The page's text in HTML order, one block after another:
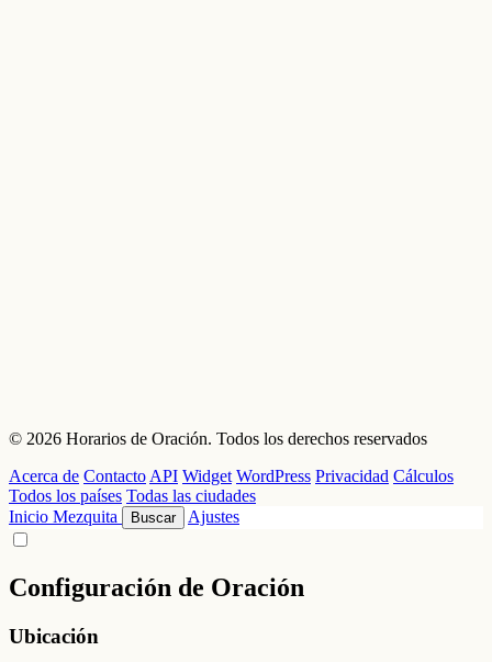
© 2026 Horarios de Oración. Todos los derechos reservados
Acerca de ContactoAPI Widget WordPress Privacidad Cálculos
Todos los países Todas las ciudades
Inicio Mezquita Buscar Ajustes
Configuración de Oración
Ubicación